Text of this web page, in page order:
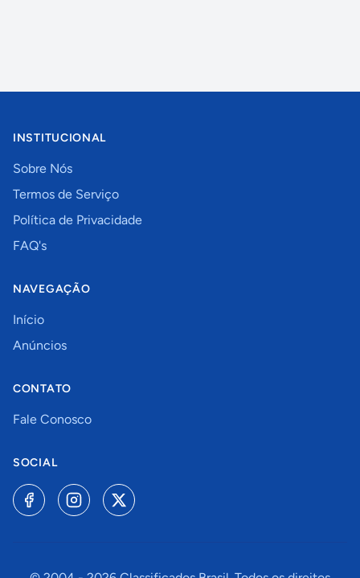
INSTITUCIONAL
Sobre Nós
Termos de Serviço
Política de Privacidade
FAQ's
NAVEGAÇÃO
Início
Anúncios
CONTATO
Fale Conosco
SOCIAL